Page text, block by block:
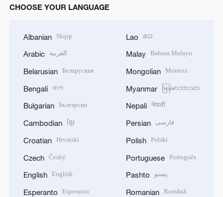
CHOOSE YOUR LANGUAGE
Albanian Shqip
Arabic العربية
Belarusian Беларуская
Bengali বাংলা
Bulgarian Български
Cambodian ខ្មែរ
Croatian Hrvatski
Czech Český
English English
Esperanto Esperanto
Lao ລາວ
Malay Bahasa Melayu
Mongolian Монгол
Myanmar မြန်မာဘာသာ
Nepali नेपाली
Persian فارسی
Polish Polski
Portuguese Português
Pashto پښتو
Romanian Română